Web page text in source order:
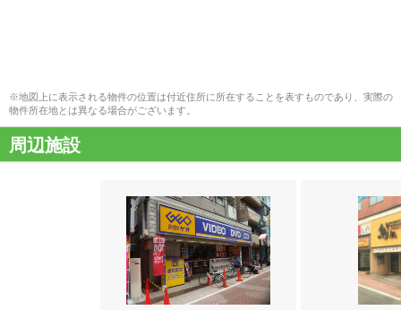
※地図上に表示される物件の位置は付近住所に所在することを表すものであり、実際の
物件所在地とは異なる場合がございます。
周辺施設